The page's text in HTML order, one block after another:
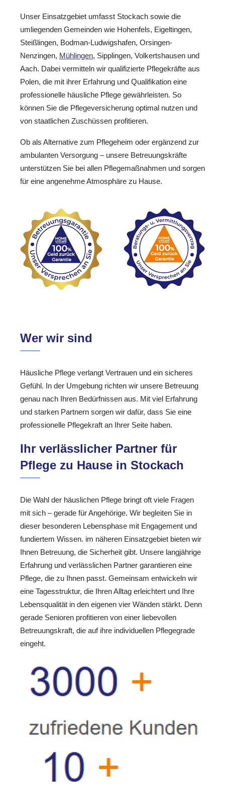
Unser Einsatzgebiet umfasst Stockach sowie die
umliegenden Gemeinden wie Hohenfels, Eigeltingen,
Steißlingen, Bodman-Ludwigshafen, Orsingen-
Nenzingen, Mühlingen, Sipplingen, Volkertshausen und
Aach. Dabei vermitteln wir qualifizierte Pflegekräfte aus
Polen, die mit ihrer Erfahrung und Qualifikation eine
professionelle häusliche Pflege gewährleisten. So
können Sie die Pflegeversicherung optimal nutzen und
von staatlichen Zuschüssen profitieren.
Ob als Alternative zum Pflegeheim oder ergänzend zur
ambulanten Versorgung – unsere Betreuungskräfte
unterstützen Sie bei allen Pflegemaßnahmen und sorgen
für eine angenehme Atmosphäre zu Hause.
Wer wir sind
Häusliche Pflege verlangt Vertrauen und ein sicheres
Gefühl. In der Umgebung richten wir unsere Betreuung
genau nach Ihren Bedürfnissen aus. Mit viel Erfahrung
und starken Partnern sorgen wir dafür, dass Sie eine
professionelle Pflegekraft an Ihrer Seite haben.
Ihr verlässlicher Partner für
Pflege zu Hause in Stockach
Die Wahl der häuslichen Pflege bringt oft viele Fragen
mit sich – gerade für Angehörige. Wir begleiten Sie in
dieser besonderen Lebensphase mit Engagement und
fundiertem Wissen. im näheren Einsatzgebiet bieten wir
Ihnen Betreuung, die Sicherheit gibt. Unsere langjährige
Erfahrung und verlässlichen Partner garantieren eine
Pflege, die zu Ihnen passt. Gemeinsam entwickeln wir
eine Tagesstruktur, die Ihren Alltag erleichtert und Ihre
Lebensqualität in den eigenen vier Wänden stärkt. Denn
gerade Senioren profitieren von einer liebevollen
Betreuungskraft, die auf ihre individuellen Pflegegrade
eingeht.